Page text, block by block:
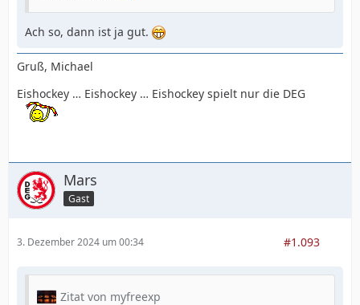
Ach so, dann ist ja gut.
Gruß, Michael
Eishockey … Eishockey … Eishockey spielt nur die DEG
Mars
Gast
3. Dezember 2024 um 00:34 #1.093
Zitat von myfreexp